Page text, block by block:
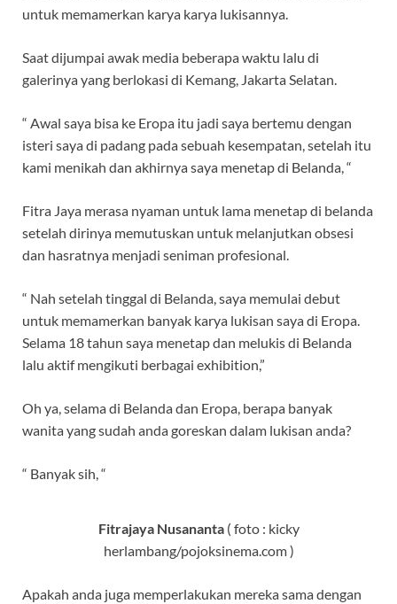
untuk memamerkan karya karya lukisannya.
Saat dijumpai awak media beberapa waktu lalu di
galerinya yang berlokasi di Kemang, Jakarta Selatan.
“ Awal saya bisa ke Eropa itu jadi saya bertemu dengan
isteri saya di padang pada sebuah kesempatan, setelah itu
kami menikah dan akhirnya saya menetap di Belanda, “
Fitra Jaya merasa nyaman untuk lama menetap di belanda
setelah dirinya memutuskan untuk melanjutkan obsesi
dan hasratnya menjadi seniman profesional.
“ Nah setelah tinggal di Belanda, saya memulai debut
untuk memamerkan banyak karya lukisan saya di Eropa.
Selama 18 tahun saya menetap dan melukis di Belanda
lalu aktif mengikuti berbagai exhibition,”
Oh ya, selama di Belanda dan Eropa, berapa banyak
wanita yang sudah anda goreskan dalam lukisan anda?
“ Banyak sih, “
Fitrajaya Nusananta( foto : kicky
herlambang/pojoksinema.com )
Apakah anda juga memperlakukan mereka sama dengan